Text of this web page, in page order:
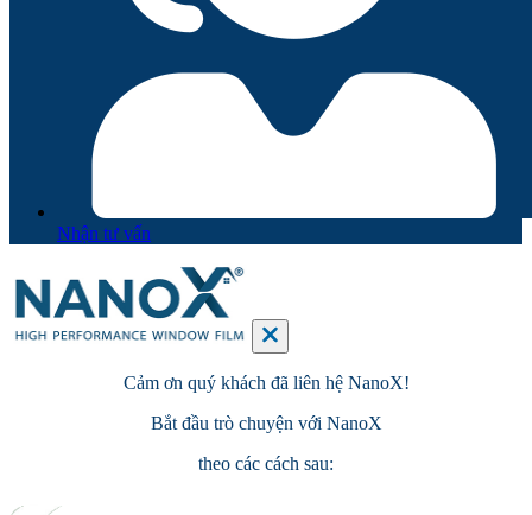
Nhận tư vấn
Cảm ơn quý khách đã liên hệNanoX!
Bắt đầu trò chuyện với NanoX
theo các cách sau: